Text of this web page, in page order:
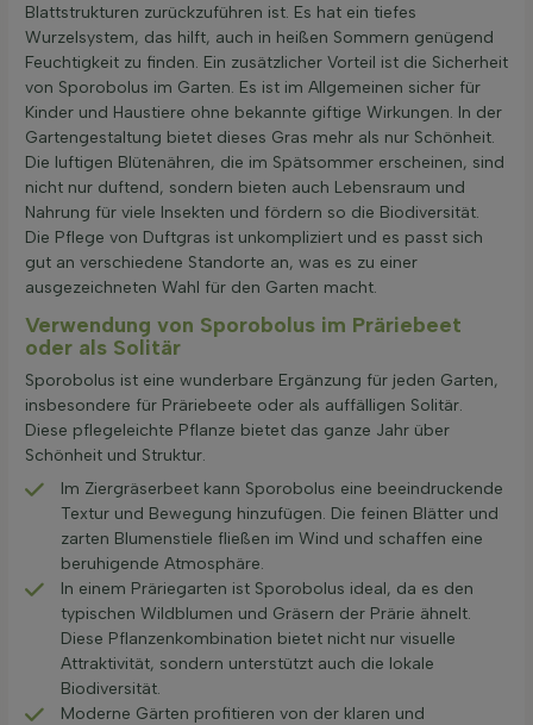
Blattstrukturen zurückzuführen ist. Es hat ein tiefes
Wurzelsystem, das hilft, auch in heißen Sommern genügend
Feuchtigkeit zu finden. Ein zusätzlicher Vorteil ist die Sicherheit
von Sporobolus im Garten. Es ist im Allgemeinen sicher für
Kinder und Haustiere ohne bekannte giftige Wirkungen. In der
Gartengestaltung bietet dieses Gras mehr als nur Schönheit.
Die luftigen Blütenähren, die im Spätsommer erscheinen, sind
nicht nur duftend, sondern bieten auch Lebensraum und
Nahrung für viele Insekten und fördern so die Biodiversität.
Die Pflege von Duftgras ist unkompliziert und es passt sich
gut an verschiedene Standorte an, was es zu einer
ausgezeichneten Wahl für den Garten macht.
Verwendung von Sporobolus im Präriebeet
oder als Solitär
Sporobolus ist eine wunderbare Ergänzung für jeden Garten,
insbesondere für Präriebeete oder als auffälligen Solitär.
Diese pflegeleichte Pflanze bietet das ganze Jahr über
Schönheit und Struktur.
Im Ziergräserbeet kann Sporobolus eine beeindruckende
Textur und Bewegung hinzufügen. Die feinen Blätter und
zarten Blumenstiele fließen im Wind und schaffen eine
beruhigende Atmosphäre.
In einem Präriegarten ist Sporobolus ideal, da es den
typischen Wildblumen und Gräsern der Prärie ähnelt.
Diese Pflanzenkombination bietet nicht nur visuelle
Attraktivität, sondern unterstützt auch die lokale
Biodiversität.
Moderne Gärten profitieren von der klaren und